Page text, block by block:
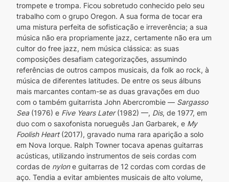
trompete e trompa. Ficou sobretudo conhecido pelo seu
trabalho com o grupo Oregon. A sua forma de tocar era
uma mistura perfeita de sofisticação e irreverência; a sua
música não era propriamente jazz, certamente não era um
cultor do free jazz, nem música clássica: as suas
composições desafiam categorizações, assumindo
referências de outros campos musicais, da folk ao rock, à
música de diferentes latitudes. De entre os seus álbuns
mais marcantes contam-se as duas gravações em duo
com o também guitarrista John Abercrombie — Sargasso
Sea (1976) e Five Years Later (1982) —, Dis, de 1977, em
duo com o saxofonista norueguês Jan Garbarek, e My
Foolish Heart (2017), gravado numa rara aparição a solo
em Nova Iorque. Ralph Towner tocava apenas guitarras
acústicas, utilizando instrumentos de seis cordas com
cordas de nylon e guitarras de 12 cordas com cordas de
aço. Tendia a evitar ambientes musicais de alto volume,